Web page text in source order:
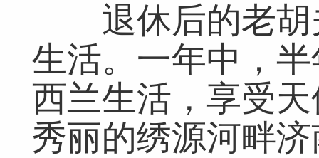
退休后的老胡
生活。一年中，
西兰生活，享受
秀丽的绣源河畔